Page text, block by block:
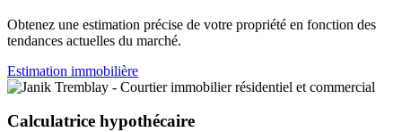
Obtenez une estimation précise de votre propriété en fonction des
tendances actuelles du marché.
Estimation immobilière
Calculatrice hypothécaire